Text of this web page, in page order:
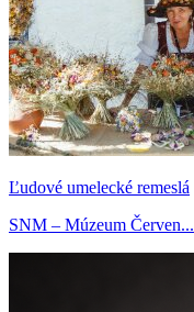
Ľudové umelecké remeslá
SNM – Múzeum Červen...